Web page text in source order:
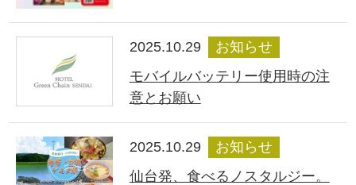
2025.10.29
お知らせ
モバイルバッテリー使用時の注
意とお願い
2025.10.29
お知らせ
仙台発、食べるノスタルジー。